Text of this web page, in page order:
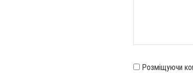
Розміщуючи